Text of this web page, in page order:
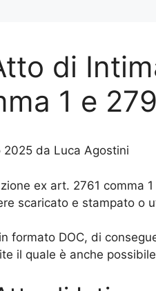
di
1 e
da Luca Agostini
ex art. 2761 comma
scaricato e stampato o
formato DOC, di
il quale è anche